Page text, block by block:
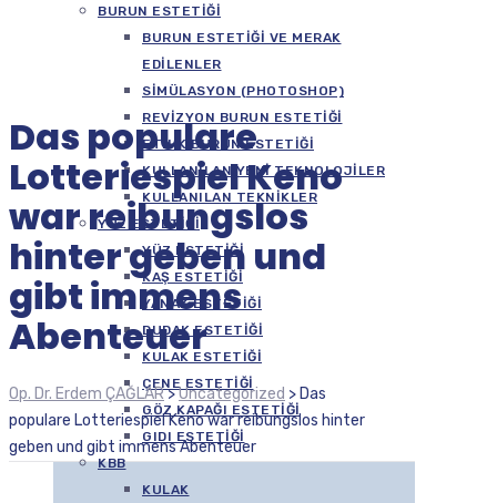
BURUN ESTETIĞI
BURUN ESTETIĞI VE MERAK
EDILENLER
SIMÜLASYON (PHOTOSHOP)
REVIZYON BURUN ESTETIĞI
ETNIK BURUN ESTETIĞI
KULLANILAN YENI TEKNOLOJILER
KULLANILAN TEKNIKLER
YÜZ ESTETIĞI
YÜZ ESTETIĞI
KAŞ ESTETIĞI
YANAK ESTETIĞI
DUDAK ESTETIĞI
KULAK ESTETIĞI
ÇENE ESTETIĞI
GÖZ KAPAĞI ESTETIĞI
GIDI ESTETIĞI
KBB
KULAK
Das populare
Lotteriespiel Keno
war reibungslos
hinter geben und
gibt immens
Abenteuer
Op. Dr. Erdem ÇAĞLAR>Uncategorized > Das
populare Lotteriespiel Keno war reibungslos hinter
geben und gibt immens Abenteuer